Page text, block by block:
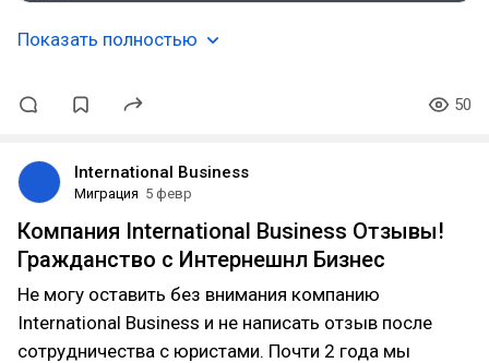
Показать полностью
50
International Business
Миграция 5 февр
Компания International Business Отзывы!
Гражданство с Интернешнл Бизнес
Не могу оставить без внимания компанию
International Business и не написать отзыв после
сотрудничества с юристами. Почти 2 года мы